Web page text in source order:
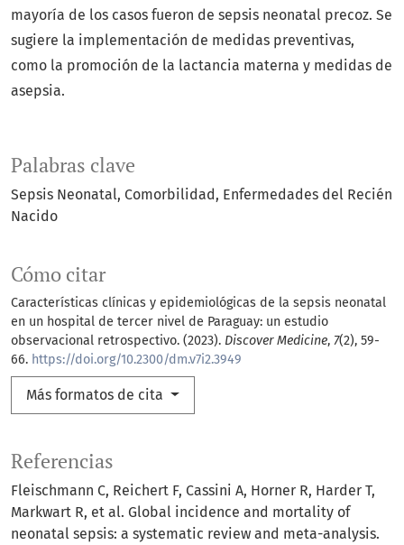
Palabras clave
Sepsis Neonatal Comorbilidad
Enfermedades del Recién
Nacido
Cómo citar
Características clínicas y epidemiológicas de la sepsis neonatal
en un hospital de tercer nivel de Paraguay: un estudio
observacional retrospectivo. (2023). Discover Medicine, 7(2), 59-
66. https://doi.org/10.2300/dm.v7i2.3949
Más formatos de cita
mayoría de los casos fueron de sepsis neonatal precoz. Se
sugiere la implementación de medidas preventivas,
como la promoción de la lactancia materna y medidas de
asepsia.
Referencias
Fleischmann C, Reichert F, Cassini A, Horner R, Harder T,
Markwart R, et al. Global incidence and mortality of
neonatal sepsis: a systematic review and meta-analysis.